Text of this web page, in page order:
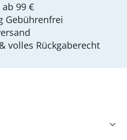
99 €
Gebührenfrei
volles Rückgaberecht